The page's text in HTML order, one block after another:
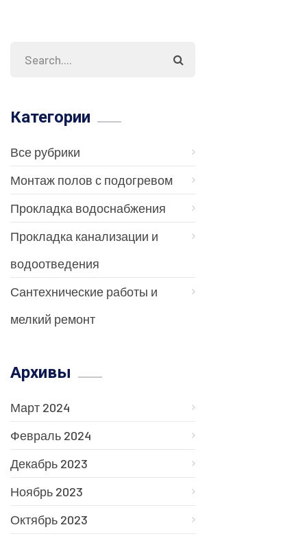
Категории
Все рубрики
Монтаж полов с подогревом
Прокладка водоснабжения
Прокладка канализации и
водоотведения
Сантехнические работы и
мелкий ремонт
Архивы
Март 2024
Февраль 2024
Декабрь 2023
Ноябрь 2023
Октябрь 2023